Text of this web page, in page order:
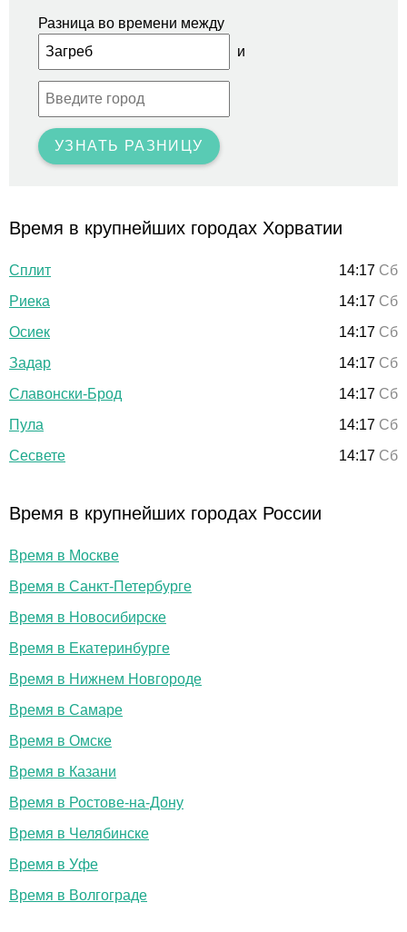
Разница во времени между
и
УЗНАТЬ РАЗНИЦУ
Время в крупнейших городах Хорватии
Сплит 14:17 Сб
Риека
14:17 Сб
Осиек
14:17 Сб
Задар
14:17 Сб
Славонски-Брод
14:17 Сб
Пула
14:17 Сб
Сесвете
14:17 Сб
Время в крупнейших городах России
Время в Москве
Время в Санкт-Петербурге
Время в Новосибирске
Время в Екатеринбурге
Время в Нижнем Новгороде
Время в Самаре
Время в Омске
Время в Казани
Время в Ростове-на-Дону
Время в Челябинске
Время в Уфе
Время в Волгограде